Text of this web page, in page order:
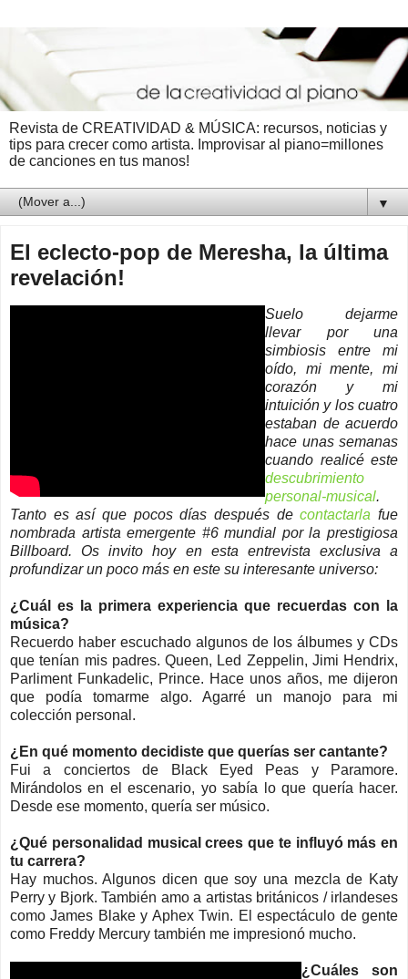
Revista de CREATIVIDAD & MÚSICA: recursos, noticias y
tips para crecer como artista. Improvisar al piano=millones
de canciones en tus manos!
▼
El eclecto-pop de Meresha, la última
revelación!
Suelo dejarme
llevar por una
simbiosis entre mi
oído, mi mente, mi
corazón y mi
intuición y los cuatro
estaban de acuerdo
hace unas semanas
cuando realicé este
descubrimiento
personal-musical.
Tanto es así que pocos días después decontactarla fue
nombrada artista emergente #6 mundial por la prestigiosa
Billboard. Os invito hoy en esta entrevista exclusiva a
profundizar un poco más en este su interesante universo:
¿Cuál es la primera experiencia que recuerdas con la
música?
Recuerdo haber escuchado algunos de los álbumes y CDs
que tenían mis padres. Queen, Led Zeppelin, Jimi Hendrix,
Parliment Funkadelic, Prince. Hace unos años, me dijeron
que podía tomarme algo. Agarré un manojo para mi
colección personal.
¿En qué momento decidiste que querías ser cantante?
Fui a conciertos de Black Eyed Peas y Paramore.
Mirándolos en el escenario, yo sabía lo que quería hacer.
Desde ese momento, quería ser músico.
¿Qué personalidad musical crees que te influyó más en
tu carrera?
Hay muchos. Algunos dicen que soy una mezcla de Katy
Perry y Bjork. También amo a artistas británicos / irlandeses
como James Blake y Aphex Twin. El espectáculo de gente
como Freddy Mercury también me impresionó mucho.
¿Cuáles son